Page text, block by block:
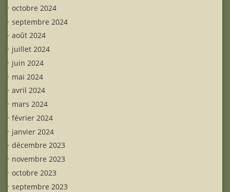
octobre 2024
septembre 2024
août 2024
juillet 2024
juin 2024
mai 2024
avril 2024
mars 2024
février 2024
janvier 2024
décembre 2023
novembre 2023
octobre 2023
septembre 2023